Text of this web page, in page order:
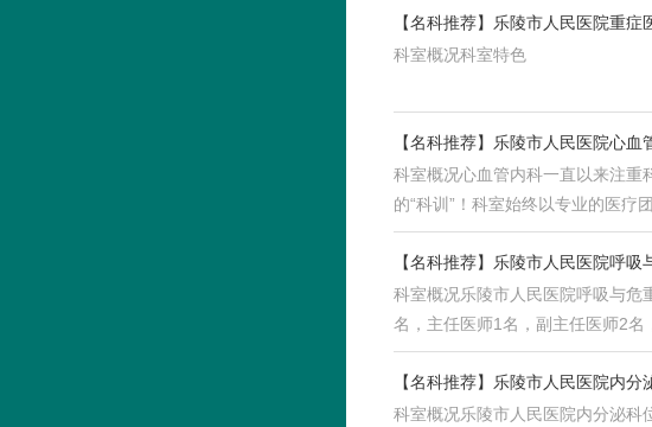
【名科推荐】乐陵市人民医院重症
科室概况科室特色
【名科推荐】乐陵市人民医院心血
科室概况心血管内科一直以来注重
的“科训”！科室始终以专业的医疗
【名科推荐】乐陵市人民医院呼吸
科室概况乐陵市人民医院呼吸与危
名，主任医师1名，副主任医师2
能…
【名科推荐】乐陵市人民医院内分
科室概况乐陵市人民医院内分泌科